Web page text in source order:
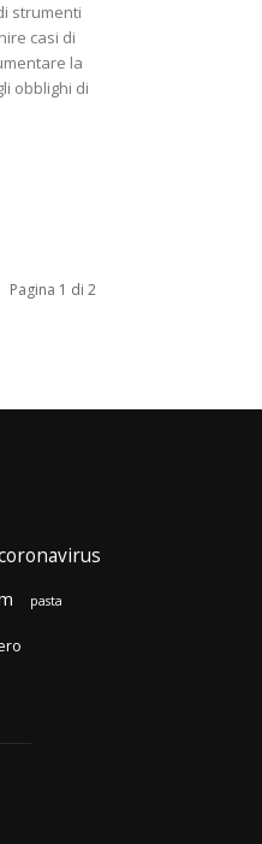
strumenti
casi di
la
obblighi di
Pagina 1 di 2
pasta